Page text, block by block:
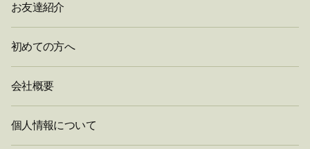
お友達紹介
初めての方へ
会社概要
個人情報について